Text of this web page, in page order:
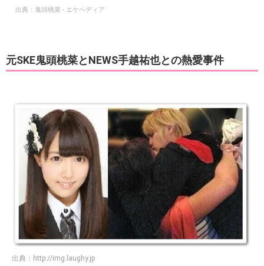
出典： 鬼頭桃菜 - エケペディア
元SKE鬼頭桃菜とNEWS手越祐也との熱愛事件
出典： http://img.laughy.jp